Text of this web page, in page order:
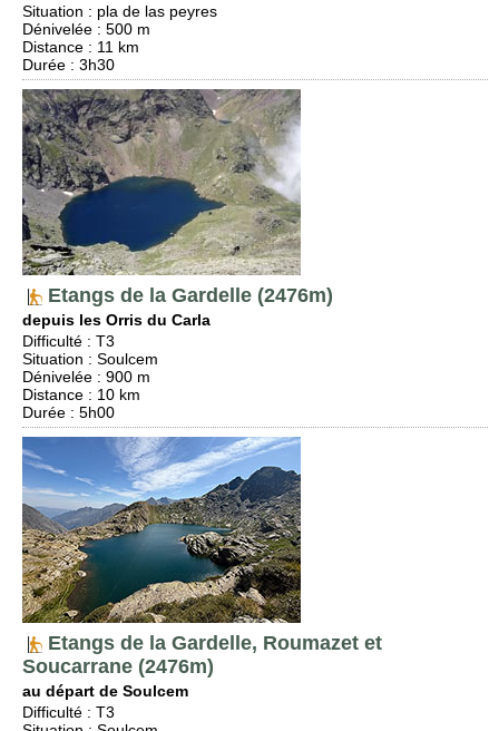
Situation : pla de las peyres
Dénivelée : 500 m
Distance : 11 km
Durée : 3h30
Etangs de la Gardelle (2476m)
depuis les Orris du Carla
Difficulté : T3
Situation : Soulcem
Dénivelée : 900 m
Distance : 10 km
Durée : 5h00
Etangs de la Gardelle, Roumazet et
Soucarrane (2476m)
au départ de Soulcem
Difficulté : T3